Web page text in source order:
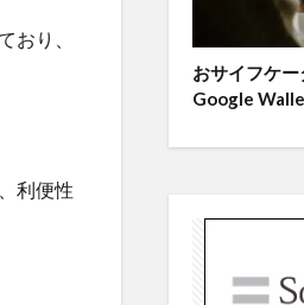
おり、
利便性
おサイフケー
Google